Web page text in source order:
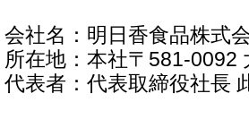
会社名：明日香食品株式
所在地：本社〒581-0092
代表者：代表取締役社長